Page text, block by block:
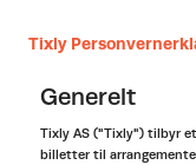
Tixly
Generelt
Tixly AS ("Tixly") tilbyr
billetter til